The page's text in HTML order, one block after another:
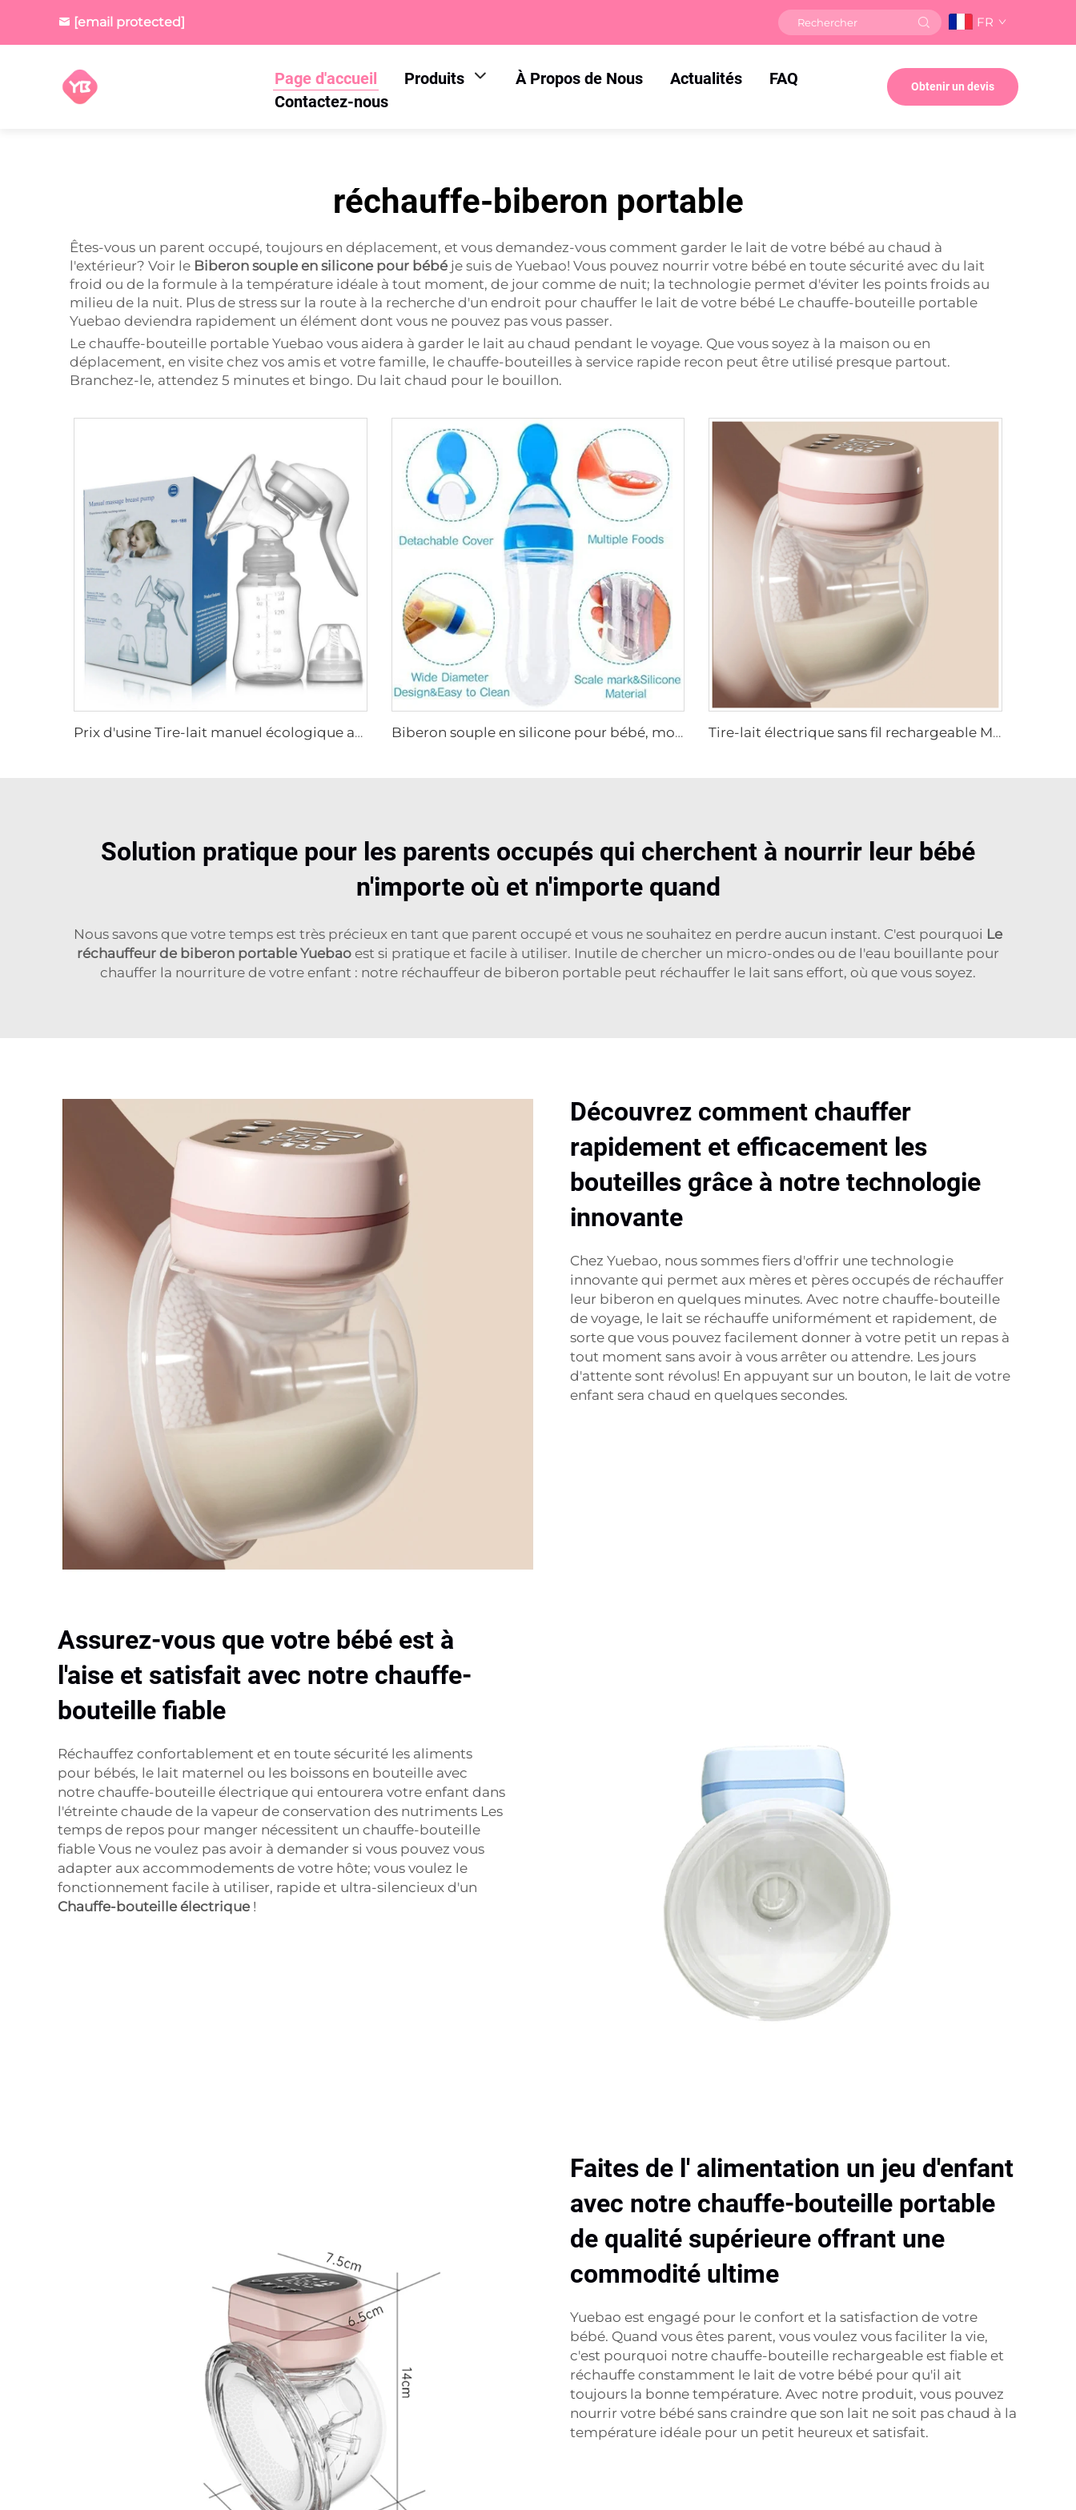
[email protected] FR
Page d'accueil Produits À Propos de Nous Actualités
FAQ
Contactez-nous
Obtenir un devis
réchauffe-biberon portable
Êtes-vous un parent occupé, toujours en déplacement, et vous demandez-vous comment garder le lait de votre bébé au chaud à
l'extérieur? Voir le Biberon souple en silicone pour bébé je suis de Yuebao! Vous pouvez nourrir votre bébé en toute sécurité avec du lait
froid ou de la formule à la température idéale à tout moment, de jour comme de nuit; la technologie permet d'éviter les points froids au
milieu de la nuit. Plus de stress sur la route à la recherche d'un endroit pour chauffer le lait de votre bébé Le chauffe-bouteille portable
Yuebao deviendra rapidement un élément dont vous ne pouvez pas vous passer.
Le chauffe-bouteille portable Yuebao vous aidera à garder le lait au chaud pendant le voyage. Que vous soyez à la maison ou en
déplacement, en visite chez vos amis et votre famille, le chauffe-bouteilles à service rapide recon peut être utilisé presque partout.
Branchez-le, attendez 5 minutes et bingo. Du lait chaud pour le bouillon.
Prix d'usine Tire-lait manuel écologique avec boîte d'emballage Tire-lait sans BPA en silicone pour l'allaitement du bébé Biberon souple en silicone pour bébé, motif animalier, distributeur de céréales pour riz avec cuillère, pour enfants de 0 à 12 mois Tire-lait électrique sans fil rechargeable Mammelle automatique Mince tire-lait électrique sans fil mains libres
Solution pratique pour les parents occupés qui cherchent à nourrir leur bébé
n'importe où et n'importe quand
Nous savons que votre temps est très précieux en tant que parent occupé et vous ne souhaitez en perdre aucun instant. C'est pourquoi Le
réchauffeur de biberon portable Yuebao est si pratique et facile à utiliser. Inutile de chercher un micro-ondes ou de l'eau bouillante pour
chauffer la nourriture de votre enfant : notre réchauffeur de biberon portable peut réchauffer le lait sans effort, où que vous soyez.
Découvrez comment chauffer
rapidement et efficacement les
bouteilles grâce à notre technologie
innovante
Chez Yuebao, nous sommes fiers d'offrir une technologie
innovante qui permet aux mères et pères occupés de réchauffer
leur biberon en quelques minutes. Avec notre chauffe-bouteille
de voyage, le lait se réchauffe uniformément et rapidement, de
sorte que vous pouvez facilement donner à votre petit un repas à
tout moment sans avoir à vous arrêter ou attendre. Les jours
d'attente sont révolus! En appuyant sur un bouton, le lait de votre
enfant sera chaud en quelques secondes.
Assurez-vous que votre bébé est à
l'aise et satisfait avec notre chauffe-
bouteille fiable
Réchauffez confortablement et en toute sécurité les aliments
pour bébés, le lait maternel ou les boissons en bouteille avec
notre chauffe-bouteille électrique qui entourera votre enfant dans
l'étreinte chaude de la vapeur de conservation des nutriments Les
temps de repos pour manger nécessitent un chauffe-bouteille
fiable Vous ne voulez pas avoir à demander si vous pouvez vous
adapter aux accommodements de votre hôte; vous voulez le
fonctionnement facile à utiliser, rapide et ultra-silencieux d'un
Chauffe-bouteille électrique !
Faites de l' alimentation un jeu d'enfant
avec notre chauffe-bouteille portable
de qualité supérieure offrant une
commodité ultime
Yuebao est engagé pour le confort et la satisfaction de votre
bébé. Quand vous êtes parent, vous voulez vous faciliter la vie,
c'est pourquoi notre chauffe-bouteille rechargeable est fiable et
réchauffe constamment le lait de votre bébé pour qu'il ait
toujours la bonne température. Avec notre produit, vous pouvez
nourrir votre bébé sans craindre que son lait ne soit pas chaud à la
température idéale pour un petit heureux et satisfait.